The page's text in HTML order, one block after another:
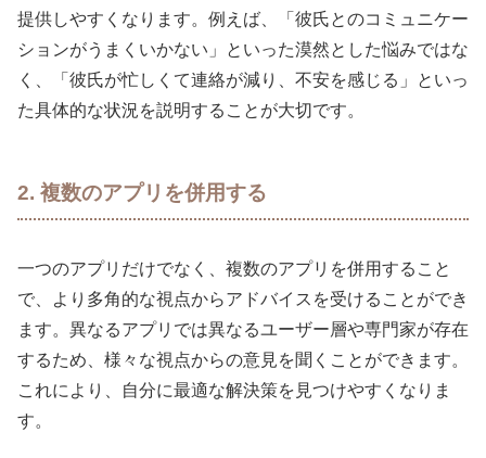
提供しやすくなります。例えば、「彼氏とのコミュニケー
ションがうまくいかない」といった漠然とした悩みではな
く、「彼氏が忙しくて連絡が減り、不安を感じる」といっ
た具体的な状況を説明することが大切です。
2. 複数のアプリを併用する
一つのアプリだけでなく、複数のアプリを併用すること
で、より多角的な視点からアドバイスを受けることができ
ます。異なるアプリでは異なるユーザー層や専門家が存在
するため、様々な視点からの意見を聞くことができます。
これにより、自分に最適な解決策を見つけやすくなりま
す。